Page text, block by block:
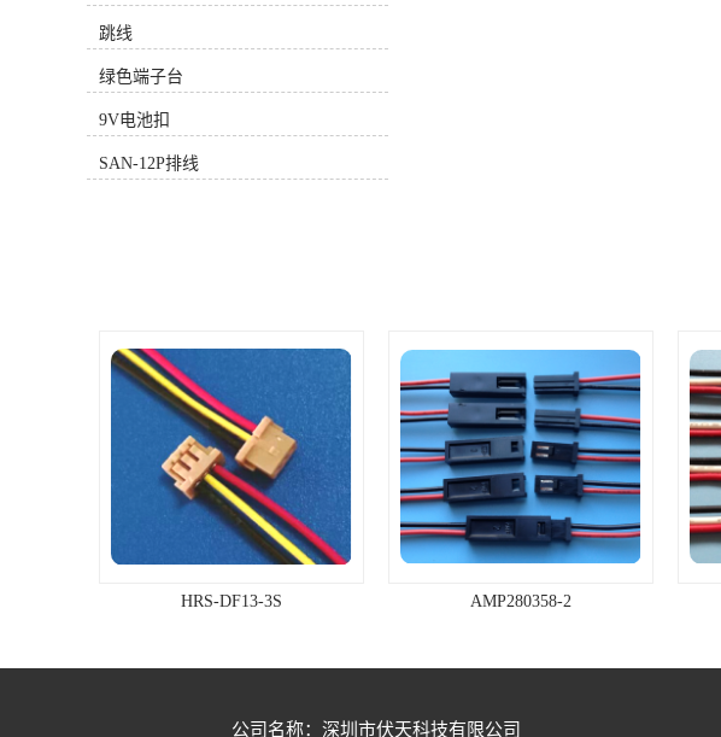
壳于一体的高精全自动化设备、全自
动点胶机、全自动电脑碰焊机、成型
元、线序识别仪、拉力试验机等多种
质量检测设备。公司拥有一批高素质
专业技术和管理人员，以及训练有素
的员工队伍，推行并通过ISO9001：
2015质量管理体系和IATF16949汽车
产品，帮助增加其产品在市场的竞争
力。公司一直秉承着“诚信为本，客户
至上”的经营理念，本着“质量第一，
信誉第一，真诚服务，灵活经营，追
求**”的企业宗旨，欢迎各界朋友莅临
参观、指导和业务洽谈。
跳线
绿色端子台
9V电池扣
SAN-12P排线
HRS-DF13-3S AMP280358-2
公司名称：深圳市伏天科技有限公司